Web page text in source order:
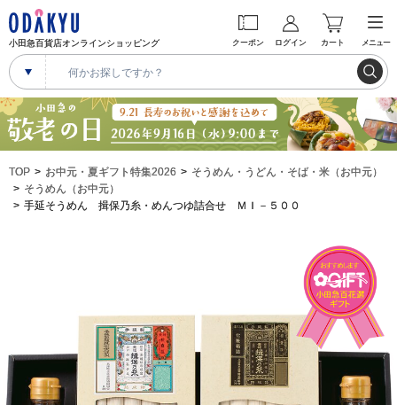
小田急百貨店オンラインショッピング クーポン ログイン カート メニュー
TOP お中元・夏ギフト特集2026
そうめん・うどん・そば・米（お中元）
そうめん（お中元）
手延そうめん 揖保乃糸・めんつゆ詰合せ ＭＩ－５００